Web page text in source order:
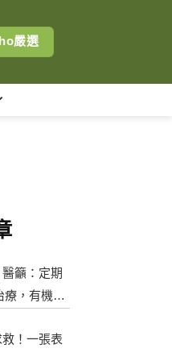
嚴選
籲：定期
療，有機會
！一張表